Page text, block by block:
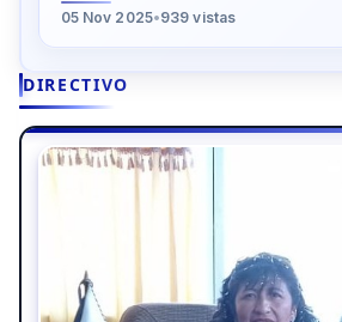
DIRECTIVO
05 Nov 2025•939 vistas